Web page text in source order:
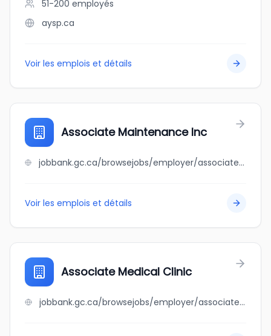
51-200 employés
aysp.ca
Voir les emplois et détails
Associate Maintenance Inc
jobbank.gc.ca/browsejobs/employer/associate+maintenance+inc/ca
Voir les emplois et détails
Associate Medical Clinic
jobbank.gc.ca/browsejobs/employer/associate+medical+clinic/ca